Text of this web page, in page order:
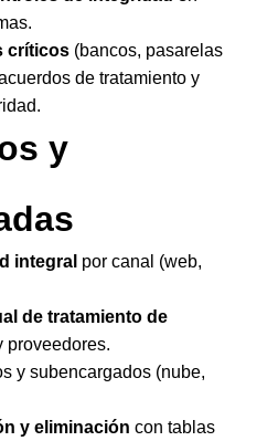
críticos (bancos, pasarelas
de tratamiento y
y
integral por canal (web,
de tratamiento de
proveedores.
y subencargados (nube,
y eliminación con tablas